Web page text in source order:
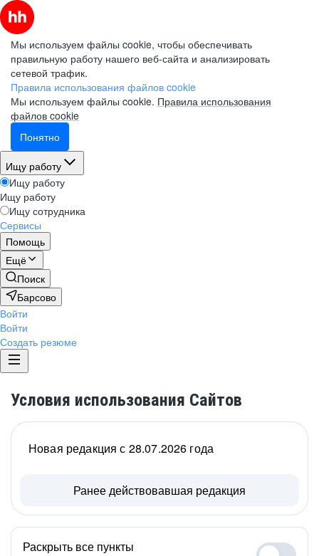
Мы используем файлы cookie, чтобы обеспечивать
правильную работу нашего веб-сайта и анализировать
сетевой трафик.
Правила использования файлов cookie
Мы используем файлы cookie. Правила использования
файлов cookie
Понятно
Ищу работу
Ищу работу
Ищу работу
Ищу сотрудника
Сервисы
Помощь
Ещё
Поиск
Барсово
Войти
Войти
Создать резюме
Условия использования Сайтов
Новая редакция с 28.07.2026 года
Ранее действовавшая редакция
Раскрыть все пункты